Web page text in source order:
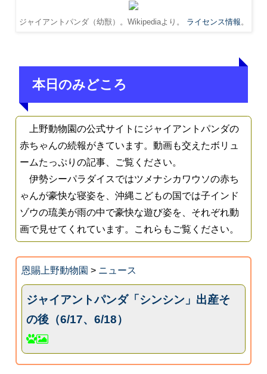
ジャイアントパンダ（幼獣）。Wikipediaより。 ライセンス情報 。
本日のみどころ
上野動物園の公式サイトにジャイアントパンダの
赤ちゃんの続報がきています。動画も交えたボリュ
ームたっぷりの記事、ご覧ください。
伊勢シーパラダイスではツメナシカワウソの赤ち
ゃんが豪快な寝姿を、沖縄こどもの国では子インド
ゾウの琉美が雨の中で豪快な遊び姿を、それぞれ動
画で見せてくれています。これらもご覧ください。
恩賜上野動物園 > ニュース
ジャイアントパンダ「シンシン」出産そ
の後（6/17、6/18）